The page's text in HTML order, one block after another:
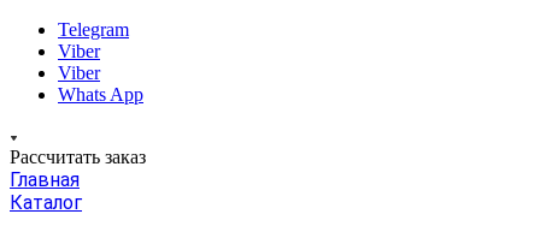
Telegram
Viber
Viber
Whats App
Рассчитать заказ
Главная
Каталог